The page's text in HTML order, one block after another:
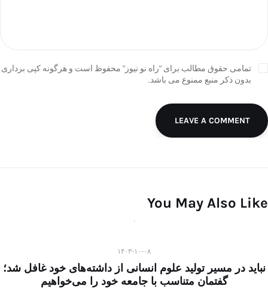
تمامی حقوق مطالب برای "راه نو نیوز" محفوظ است و هرگونه کپی برداری
بدون ذکر منبع ممنوع می باشد.
LEAVE A COMMENT
You May Also Like
۱۴۰۳-۱۰-۰۸
نباید در مسیر تولید علوم انسانی از داشته‌های خود غافل شد؛
گفتمان متناسب با جامعه خود را می‌خواهیم